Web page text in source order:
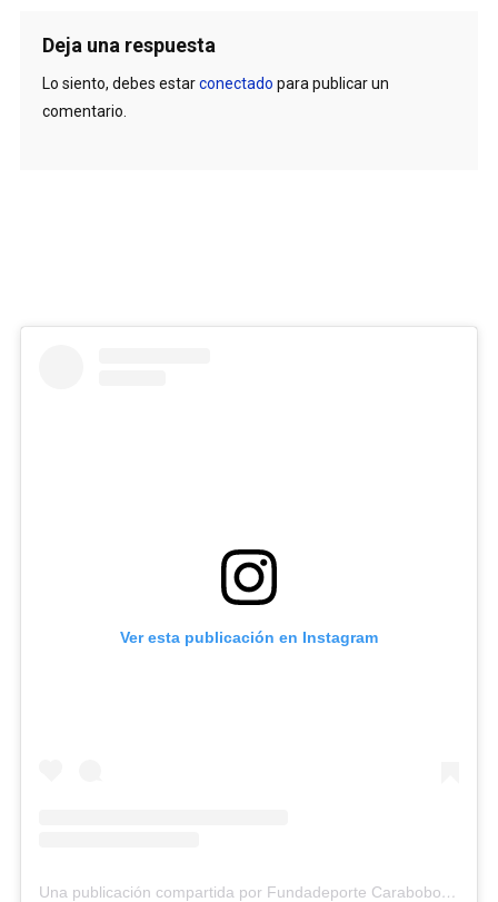
Deja una respuesta
Lo siento, debes estarconectado para publicar un
comentario.
Ver esta publicación en Instagram
Una publicación compartida por Fundadeporte Carabobo (@fundadeporte)